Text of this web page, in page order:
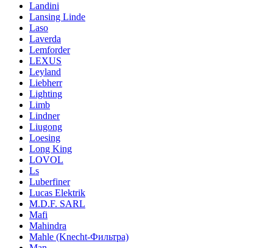
Landini
Lansing Linde
Laso
Laverda
Lemforder
LEXUS
Leyland
Liebherr
Lighting
Limb
Lindner
Liugong
Loesing
Long King
LOVOL
Ls
Luberfiner
Lucas Elektrik
M.D.F. SARL
Mafi
Mahindra
Mahle (Knecht-Фильтра)